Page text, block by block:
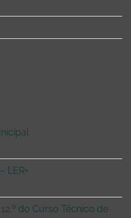
LER+
do Curso Técnico de